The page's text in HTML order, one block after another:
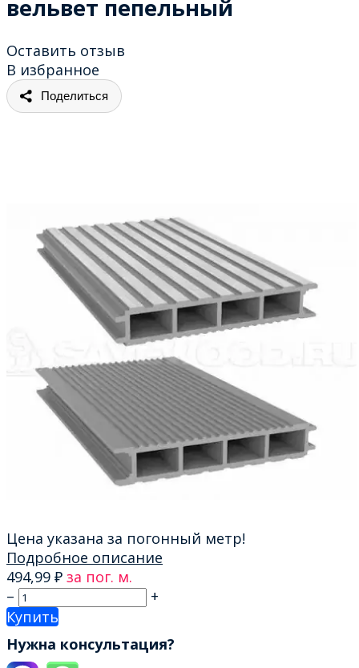
вельвет пепельный
Оставить отзыв
В избранное
Поделиться
Цена указана за погонный метр!
Подробное описание
494,99 ₽ за пог. м.
–
+
Купить
Нужна консультация?